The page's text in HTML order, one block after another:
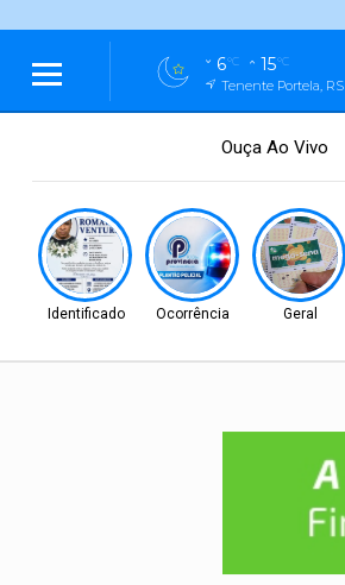
6°C 15°C
Tenente Portela, RS
Ouça Ao Vivo
Identificado Ocorrência Geral